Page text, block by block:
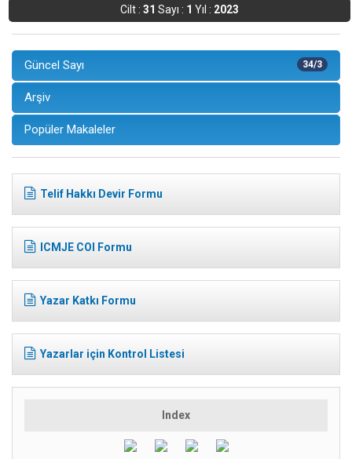
Cilt : 31 Sayı : 1 Yıl : 2023
34/3
Güncel Sayı
Arşiv
Popüler Makaleler
Telif Hakkı Devir Formu
ICMJE COI Formu
Yazar Katkı Formu
Yazarlar için Kontrol Listesi
Index